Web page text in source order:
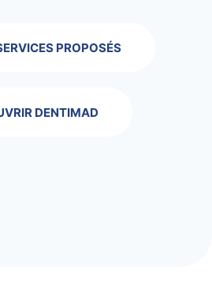
PROPOSÉS
DENTIMAD